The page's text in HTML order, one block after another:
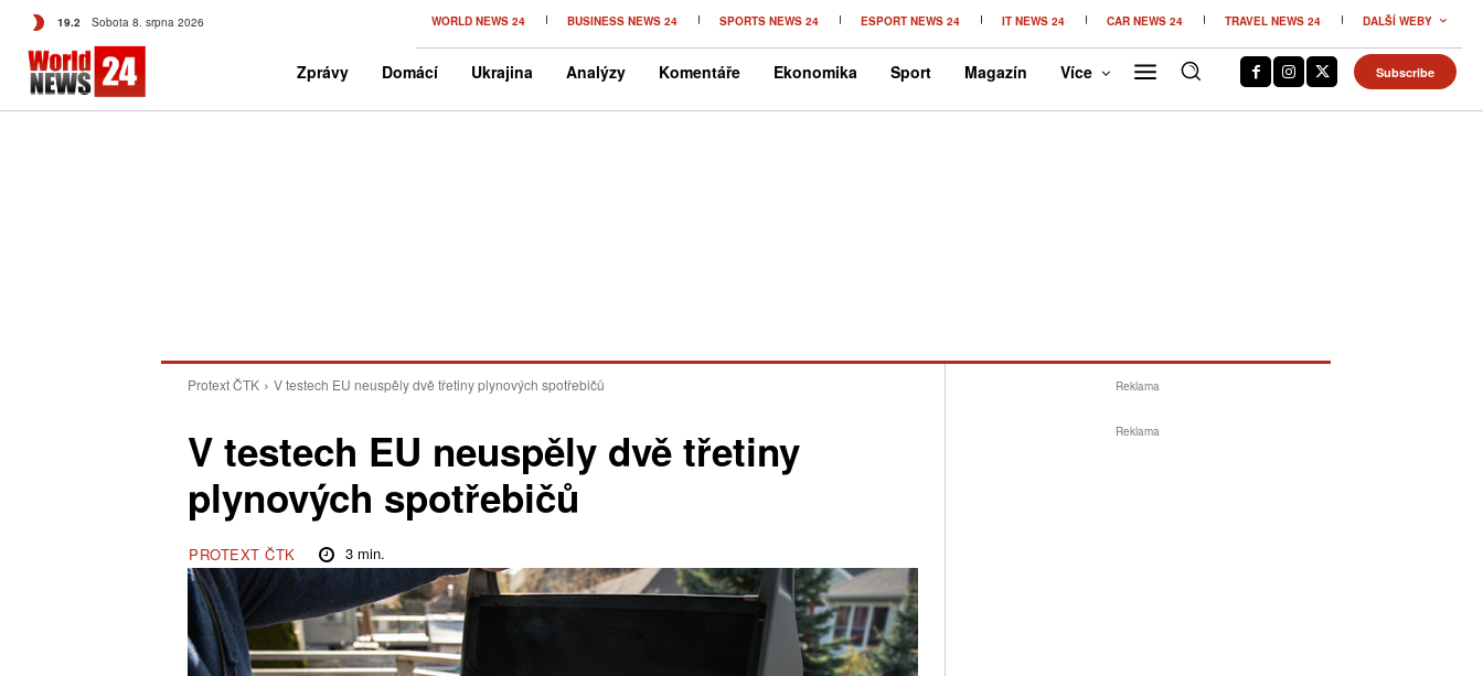
19.2 C Czech
Sobota 8. srpna 2026 WORLD NEWS 24 BUSINESS NEWS 24 SPORTS NEWS 24 ESPORT NEWS 24 IT NEWS 24 CAR NEWS 24 TRAVEL NEWS 24 DALŠÍ WEBY
Zprávy Domácí Ukrajina Analýzy Komentáře Ekonomika Sport Magazín Více Subscribe
Protext ČTK V testech EU neuspěly dvě třetiny plynových spotřebičů
V testech EU neuspěly dvě třetiny
plynových spotřebičů
PROTEXT ČTK 3min.
Reklama
Reklama